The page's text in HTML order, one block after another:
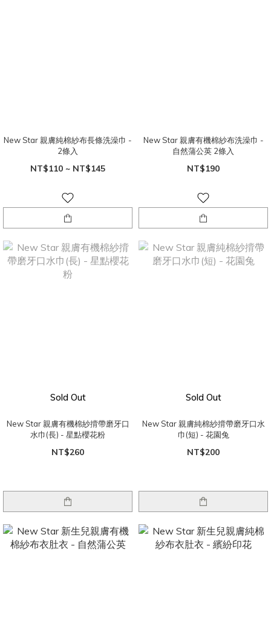
New Star 親膚純棉紗布長條洗澡巾 -
2條入
NT$110 ~ NT$145
New Star 親膚有機棉紗布洗澡巾 -
自然蒲公英 2條入
NT$190
Sold Out
New Star 親膚有機棉紗揹帶磨牙口
水巾(長) - 星點櫻花粉
NT$260
Sold Out
New Star 親膚純棉紗揹帶磨牙口水
巾(短) - 花園兔
NT$200